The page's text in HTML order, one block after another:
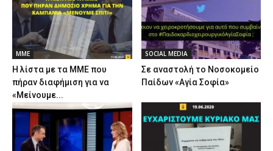
ΜΜΕ
Η λίστα με τα ΜΜΕ που
πήραν διαφήμιση για να
«Μείνουμε...
SOCIAL MEDIA
Σε αναστολή το Νοσοκομείο
Παίδων «Αγία Σοφία»